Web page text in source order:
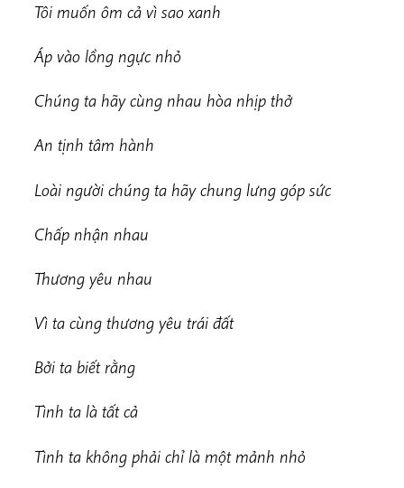
Tôi muốn ôm cả vì sao xanh
Áp vào lồng ngực nhỏ
Chúng ta hãy cùng nhau hòa nhịp thở
An tịnh tâm hành
Loài người chúng ta hãy chung lưng góp sức
Chấp nhận nhau
Thương yêu nhau
Vì ta cùng thương yêu trái đất
Bởi ta biết rằng
Tình ta là tất cả
Tình ta không phải chỉ là một mảnh nhỏ